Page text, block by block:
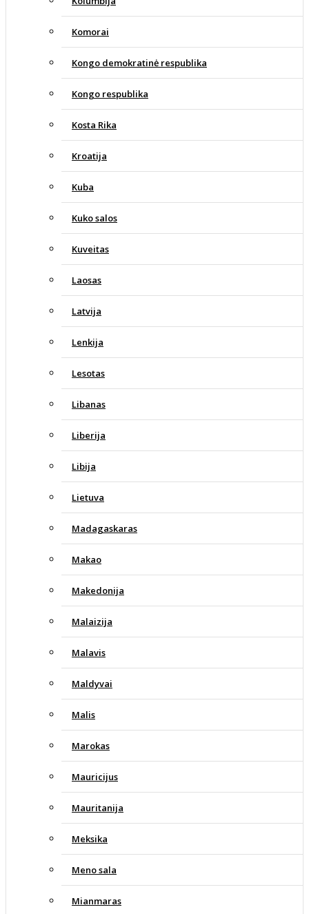
Komorai
Kongo demokratinė respublika
Kongo respublika
Kosta Rika
Kroatija
Kuba
Kuko salos
Kuveitas
Laosas
Latvija
Lenkija
Lesotas
Libanas
Liberija
Libija
Lietuva
Madagaskaras
Makao
Makedonija
Malaizija
Malavis
Maldyvai
Malis
Marokas
Mauricijus
Mauritanija
Meksika
Meno sala
Mianmaras